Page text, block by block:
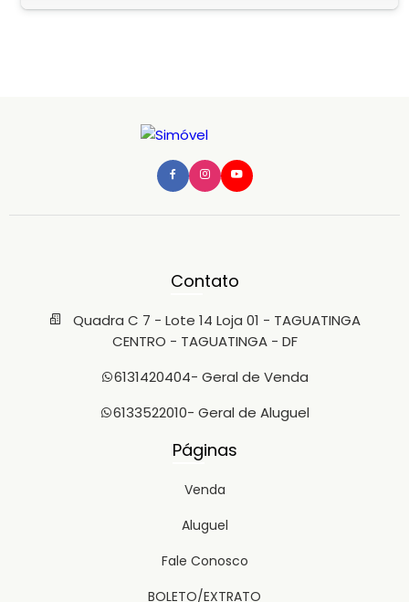
serviço; - Banheiro social; - 6 vagas de garagem. 2º
imobiliária) - Fiador
Contato
Quadra C 7 - Lote 14 Loja 01 - TAGUATINGA
CENTRO - TAGUATINGA - DF
6131420404- Geral de Venda
6133522010- Geral de Aluguel
Páginas
Venda
Aluguel
Fale Conosco
BOLETO/EXTRATO